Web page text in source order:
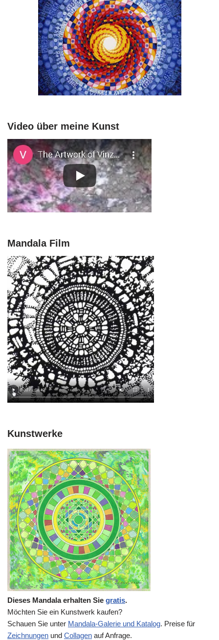
Video über meine Kunst
Mandala Film
Kunstwerke
Dieses Mandala erhalten Sie gratis.
Möchten Sie ein Kunstwerk kaufen?
Schauen Sie unter Mandala-Galerie und Katalog. Preise für
Zeichnungen und Collagen auf Anfrage.